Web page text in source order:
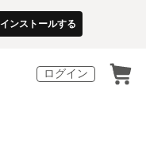
インストールする
ログイン